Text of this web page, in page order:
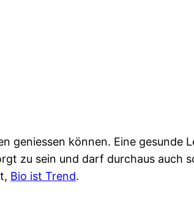
geniessen können. Eine gesunde
zu sein und darf durchaus auch
Bio ist Trend.